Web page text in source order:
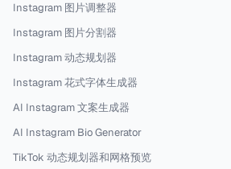
Instagram 图片调整器
Instagram 图片分割器
Instagram 动态规划器
Instagram 花式字体生成器
AI Instagram 文案生成器
AI Instagram Bio Generator
TikTok 动态规划器和网格预览